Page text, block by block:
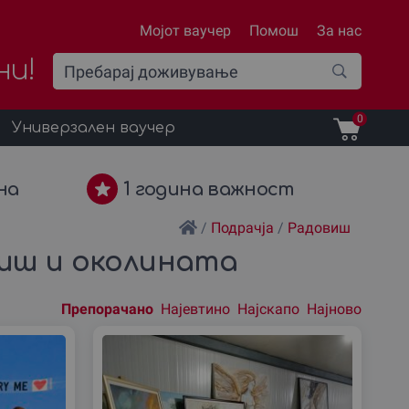
Мојот ваучер Помош За нас
Универзален ваучер
0
1 година важност
/ Подрачја / Радовиш
и околината
Подреди
според:
Препорачано Најевтино Најскапо Најново